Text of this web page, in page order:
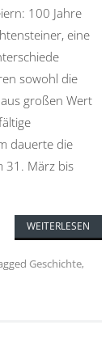
100 Jahre
eine
sowohl die
großen Wert
dauerte die
31. März bis
WEITERLESEN
Geschichte,